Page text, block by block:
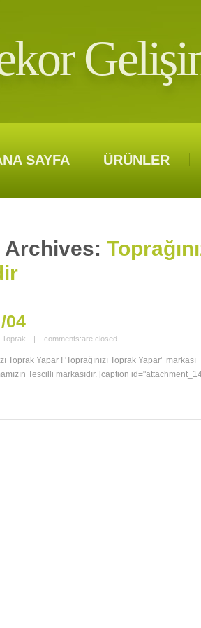
SAYFA ÜRÜNLER
Archives:
/04
Toprak | comments:are closed
Toprak Yapar ! 'Toprağınızı Toprak Yapar'
Tescilli markasıdır. [caption